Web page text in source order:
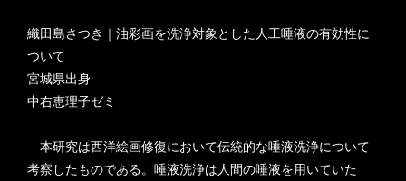
織田島さつき｜油彩画を洗浄対象とした人工唾液の有効性に
ついて
宮城県出身
中右恵理子ゼミ
本研究は西洋絵画修復において伝統的な唾液洗浄について
考察したものである。唾液洗浄は人間の唾液を用いていた